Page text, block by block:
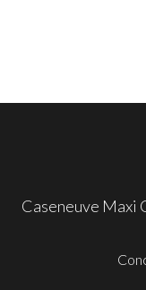
Caseneuve Maxi